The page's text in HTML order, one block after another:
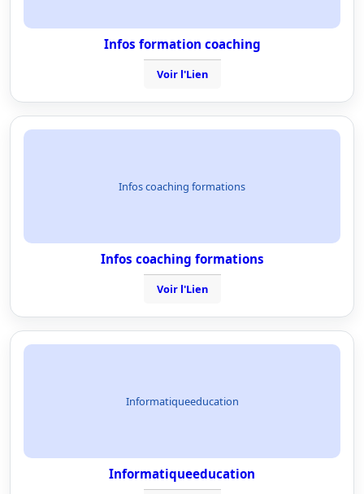
Infos formation coaching
Voir l'Lien
Infos coaching formations
Infos coaching formations
Voir l'Lien
Informatiqueeducation
Informatiqueeducation